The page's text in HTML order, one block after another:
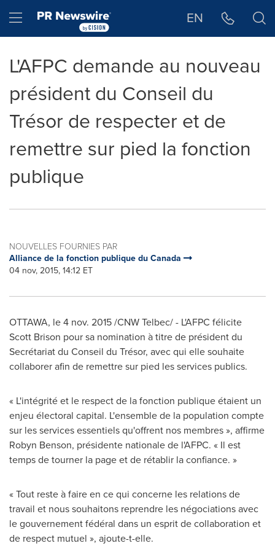
Hamburger menu EN
L'AFPC demande au nouveau
président du Conseil du
Trésor de respecter et de
remettre sur pied la fonction
publique
NOUVELLES FOURNIES PAR
Alliance de la fonction publique du Canada
04 nov, 2015, 14:12 ET
OTTAWA, le4 nov. 2015/CNW Telbec/ - L'AFPC félicite
Scott Brison pour sa nomination à titre de président du
Secrétariat du Conseil du Trésor, avec qui elle souhaite
collaborer afin de remettre sur pied les services publics.
« L'intégrité et le respect de la fonction publique étaient un
enjeu électoral capital. L'ensemble de la population compte
sur les services essentiels qu'offrent nos membres », affirme
Robyn Benson, présidente nationale de l'AFPC. « Il est
temps de tourner la page et de rétablir la confiance. »
« Tout reste à faire en ce qui concerne les relations de
travail et nous souhaitons reprendre les négociations avec
le gouvernement fédéral dans un esprit de collaboration et
de respect mutuel », ajoute-t-elle.